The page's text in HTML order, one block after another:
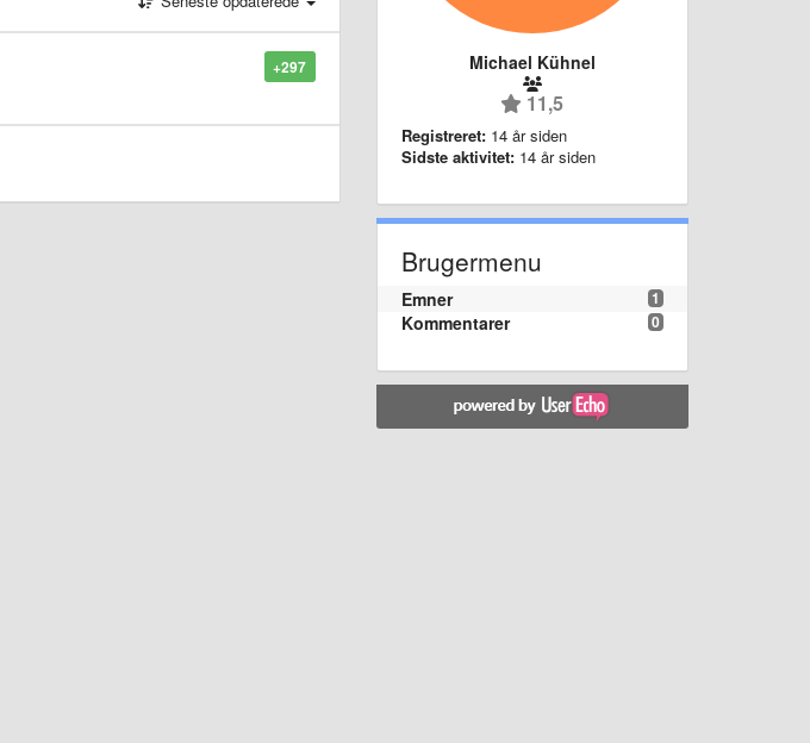
+297 Michael Kühnel
11,5
Registreret: 14 år siden
Sidste aktivitet: 14 år siden
Brugermenu
1
Emner
0
Kommentarer